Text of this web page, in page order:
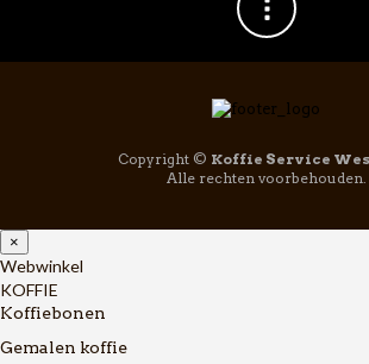
Copyright © Koffie Service
Alle rechten voorbehouden.
×
Webwinkel
KOFFIE
Koffiebonen
Gemalen koffie